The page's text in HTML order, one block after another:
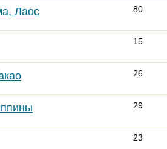
Лаос 80
15
26
29
23